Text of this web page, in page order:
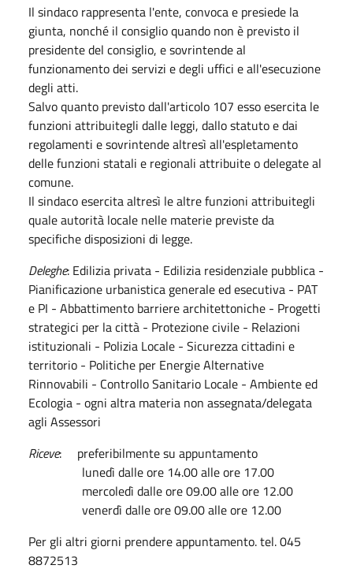
Il sindaco rappresenta l'ente, convoca e presiede la
giunta, nonché il consiglio quando non è previsto il
presidente del consiglio, e sovrintende al
funzionamento dei servizi e degli uffici e all'esecuzione
degli atti.
Salvo quanto previsto dall'articolo 107 esso esercita le
funzioni attribuitegli dalle leggi, dallo statuto e dai
regolamenti e sovrintende altresì all'espletamento
delle funzioni statali e regionali attribuite o delegate al
comune.
Il sindaco esercita altresì le altre funzioni attribuitegli
quale autorità locale nelle materie previste da
specifiche disposizioni di legge.
Deleghe: Edilizia privata - Edilizia residenziale pubblica -
Pianificazione urbanistica generale ed esecutiva - PAT
e PI - Abbattimento barriere architettoniche - Progetti
strategici per la città - Protezione civile - Relazioni
istituzionali - Polizia Locale - Sicurezza cittadini e
territorio - Politiche per Energie Alternative
Rinnovabili - Controllo Sanitario Locale - Ambiente ed
Ecologia - ogni altra materia non assegnata/delegata
agli Assessori
Riceve: preferibilmente su appuntamento
lunedì dalle ore 14.00 alle ore 17.00
mercoledì dalle ore 09.00 alle ore 12.00
venerdì dalle ore 09.00 alle ore 12.00
Per gli altri giorni prendere appuntamento. tel. 045
8872513